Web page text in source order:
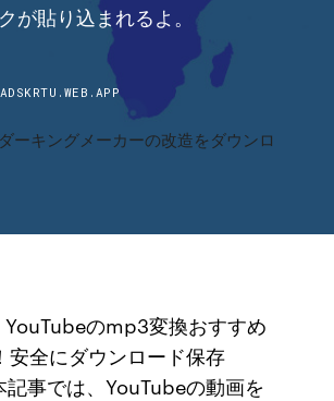
が貼り込まれるよ。
ーキングメーカーの改造をダウンロ
のmp3変換おすすめ
安全にダウンロード保存
記事では、YouTubeの動画を